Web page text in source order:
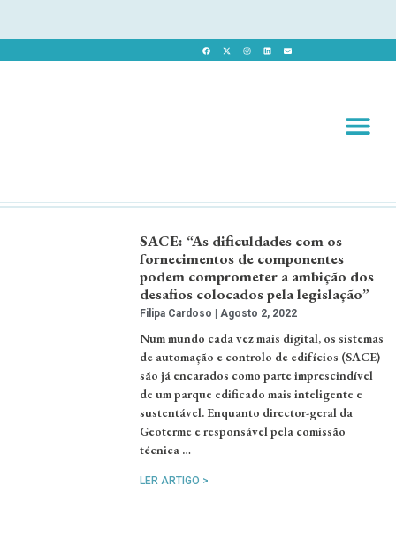
SACE: “As dificuldades com os
fornecimentos de componentes
podem comprometer a ambição dos
desafios colocados pela legislação”
Filipa Cardoso Agosto 2, 2022
Num mundo cada vez mais digital, os sistemas
de automação e controlo de edifícios (SACE)
são já encarados como parte imprescindível
de um parque edificado mais inteligente e
sustentável. Enquanto director-geral da
Geoterme e responsável pela comissão
técnica …
LER ARTIGO >